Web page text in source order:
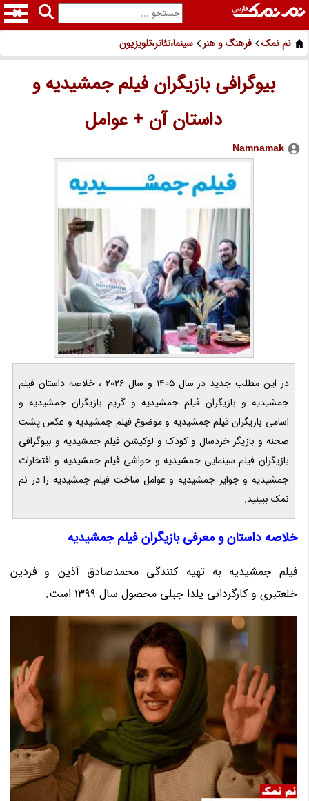
نم نمک فرهنگ و هنر سینما،تئاتر،تلویزیون
بیوگرافی بازیگران فیلم جمشیدیه و
داستان آن + عوامل
Namnamak
در این مطلب جدید در سال 1405 و سال 2026 ، خلاصه داستان فیلم
جمشیدیه و بازیگران فیلم جمشیدیه و گریم بازیگران جمشیدیه و
اسامی بازیگران فیلم جمشیدیه و موضوع فیلم جمشیدیه و عکس پشت
صحنه و بازیگر خردسال و کودک و لوکیشن فیلم جمشیدیه و بیوگرافی
بازیگران فیلم سینمایی جمشیدیه و حواشی فیلم جمشیدیه و افتخارات
جمشیدیه و جوایز جمشیدیه و عوامل ساخت فیلم جمشیدیه را در نم
نمک ببینید.
خلاصه داستان و معرفی بازیگران فیلم جمشیدیه
فیلم جمشیدیه به تهیه کنندگی محمدصادق آذین و فردین
خلعتبری و کارگردانی یلدا جبلی محصول سال 1399 است.